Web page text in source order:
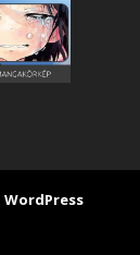
WordPress